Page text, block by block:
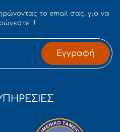
το email σας, για να
!
Εγγραφή